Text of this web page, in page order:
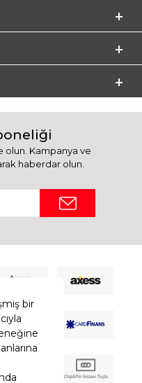
bir
Kampanya ve
haberdar olun.